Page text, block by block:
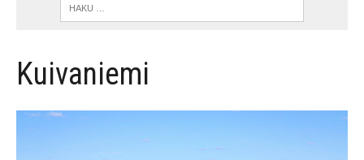
Kuivaniemi